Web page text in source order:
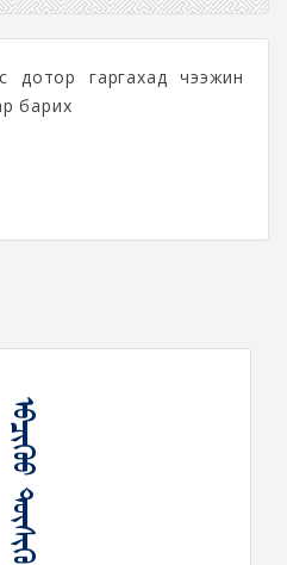
дотор гаргахад чээжин
барих
ᠡᠪᠴᠢᠭᠥᠤ ᠳᠥᠰᠢᠬᠥ